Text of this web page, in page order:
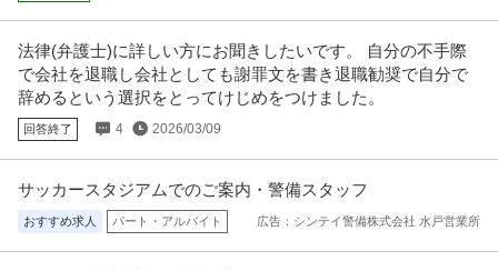
法律(弁護士)に詳しい方にお聞きしたいです。 自分の不手際
で会社を退職し会社としても謝罪文を書き退職勧奨で自分で
辞めるという選択をとってけじめをつけました。
回答終了 4 2026/03/09
サッカースタジアムでのご案内・警備スタッフ
おすすめ求人 パート・アルバイト 広告：シンテイ警備株式会社 水戸営業所